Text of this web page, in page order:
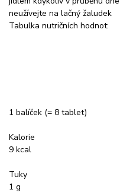
neužívejte na lačný žaludek
Tabulka nutričních hodnot:
1 balíček (= 8 tablet)
Kalorie
9 kcal
Tuky
1 g